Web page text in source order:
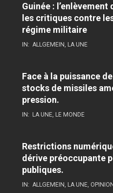
Guinée : l’enlèvement
les critiques contre
régime militaire
IN: ALLGEMEIN, LA UNE
Face à la puissance
stocks de missiles
pression.
IN: LA UNE, LE MONDE
Restrictions
dérive préoccupante
publiques.
IN: ALLGEMEIN, LA UNE,